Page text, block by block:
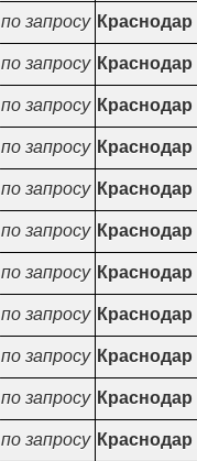
по запросу Краснодар
по запросу Краснодар
по запросу Краснодар
по запросу Краснодар
по запросу Краснодар
по запросу Краснодар
по запросу Краснодар
по запросу Краснодар
по запросу Краснодар
по запросу Краснодар
по запросу Краснодар